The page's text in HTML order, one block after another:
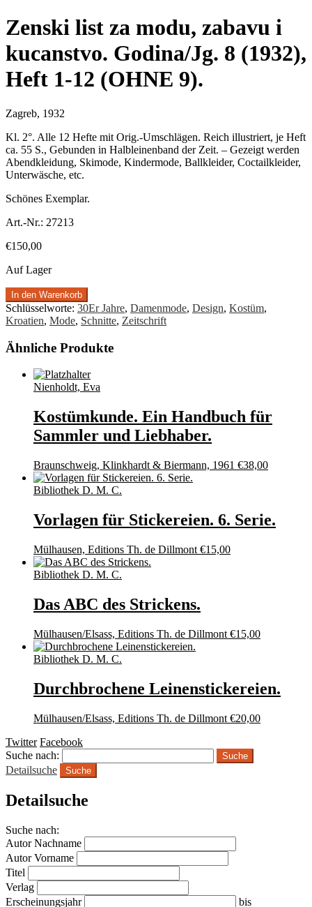
Zenski list za modu, zabavu i
kucanstvo. Godina/Jg. 8 (1932),
Heft 1-12 (OHNE 9).
Zagreb, 1932
Kl. 2°. Alle 12 Hefte mit Orig.-Umschlägen. Reich illustriert, je Heft
ca. 55 S., Gebunden in Halbleinenband der Zeit. – Gezeigt werden
Abendkleidung, Skimode, Kindermode, Ballkleider, Coctailkleider,
Unterwäsche, etc.
Schönes Exemplar.
Art.-Nr.: 27213
€150,00
Auf Lager
In den Warenkorb
Schlüsselworte: 30Er Jahre, Damenmode, Design, Kostüm,
Kroatien, Mode, Schnitte, Zeitschrift
Ähnliche Produkte
Nienholdt, Eva
Kostümkunde. Ein Handbuch für
Sammler und Liebhaber.
Braunschweig, Klinkhardt & Biermann, 1961 €38,00
Bibliothek D. M. C.
Vorlagen für Stickereien. 6. Serie.
Mülhausen, Editions Th. de Dillmont €15,00
Bibliothek D. M. C.
Das ABC des Strickens.
Mülhausen/Elsass, Editions Th. de Dillmont €15,00
Bibliothek D. M. C.
Durchbrochene Leinenstickereien.
Mülhausen/Elsass, Editions Th. de Dillmont €20,00
Twitter Facebook
Suche nach:
Detailsuche
Suche
Detailsuche
Suche nach:
Autor Nachname
Autor Vorname
Titel
Verlag
Erscheinungsjahr
bis